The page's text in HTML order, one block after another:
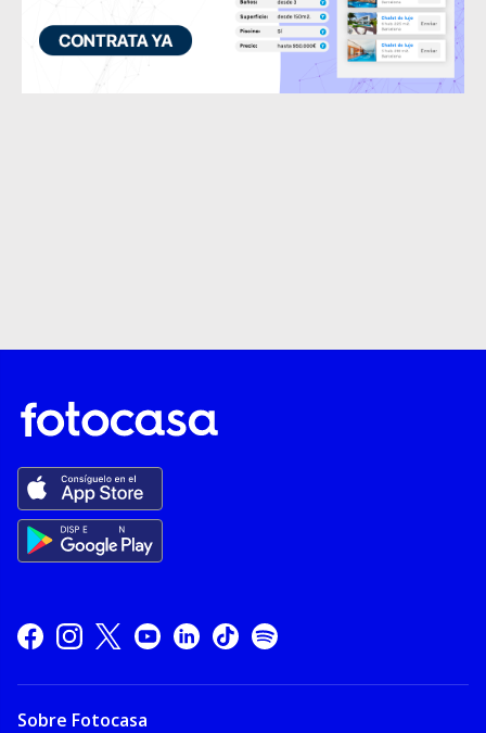
Sobre Fotocasa